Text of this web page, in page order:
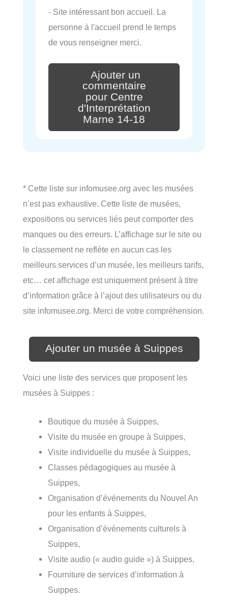
- Site intéressant bon accueil. La
personne à l'accueil prend le temps
de vous renseigner merci.
Ajouter un
commentaire
pour Centre
d'Interprétation
Marne 14-18
* Cette liste sur infomusee.org avec les musées
n’est pas exhaustive. Cette liste de musées,
expositions ou services liés peut comporter des
manques ou des erreurs. L’affichage sur le site ou
le classement ne reflète en aucun cas les
meilleurs services d’un musée, les meilleurs tarifs,
etc… cet affichage est uniquement présent à titre
d’information grâce à l’ajout des utilisateurs ou du
site infomusee.org. Merci de votre compréhension.
Ajouter un musée à Suippes
Voici une liste des services que proposent les
musées à Suippes :
Boutique du musée à Suippes,
Visite du musée en groupe à Suippes,
Visite individuelle du musée à Suippes,
Classes pédagogiques au musée à
Suippes,
Organisation d’événements du Nouvel An
pour les enfants à Suippes,
Organisation d’événements culturels à
Suippes,
Visite audio (« audio guide ») à Suippes,
Fourniture de services d’information à
Suippes.